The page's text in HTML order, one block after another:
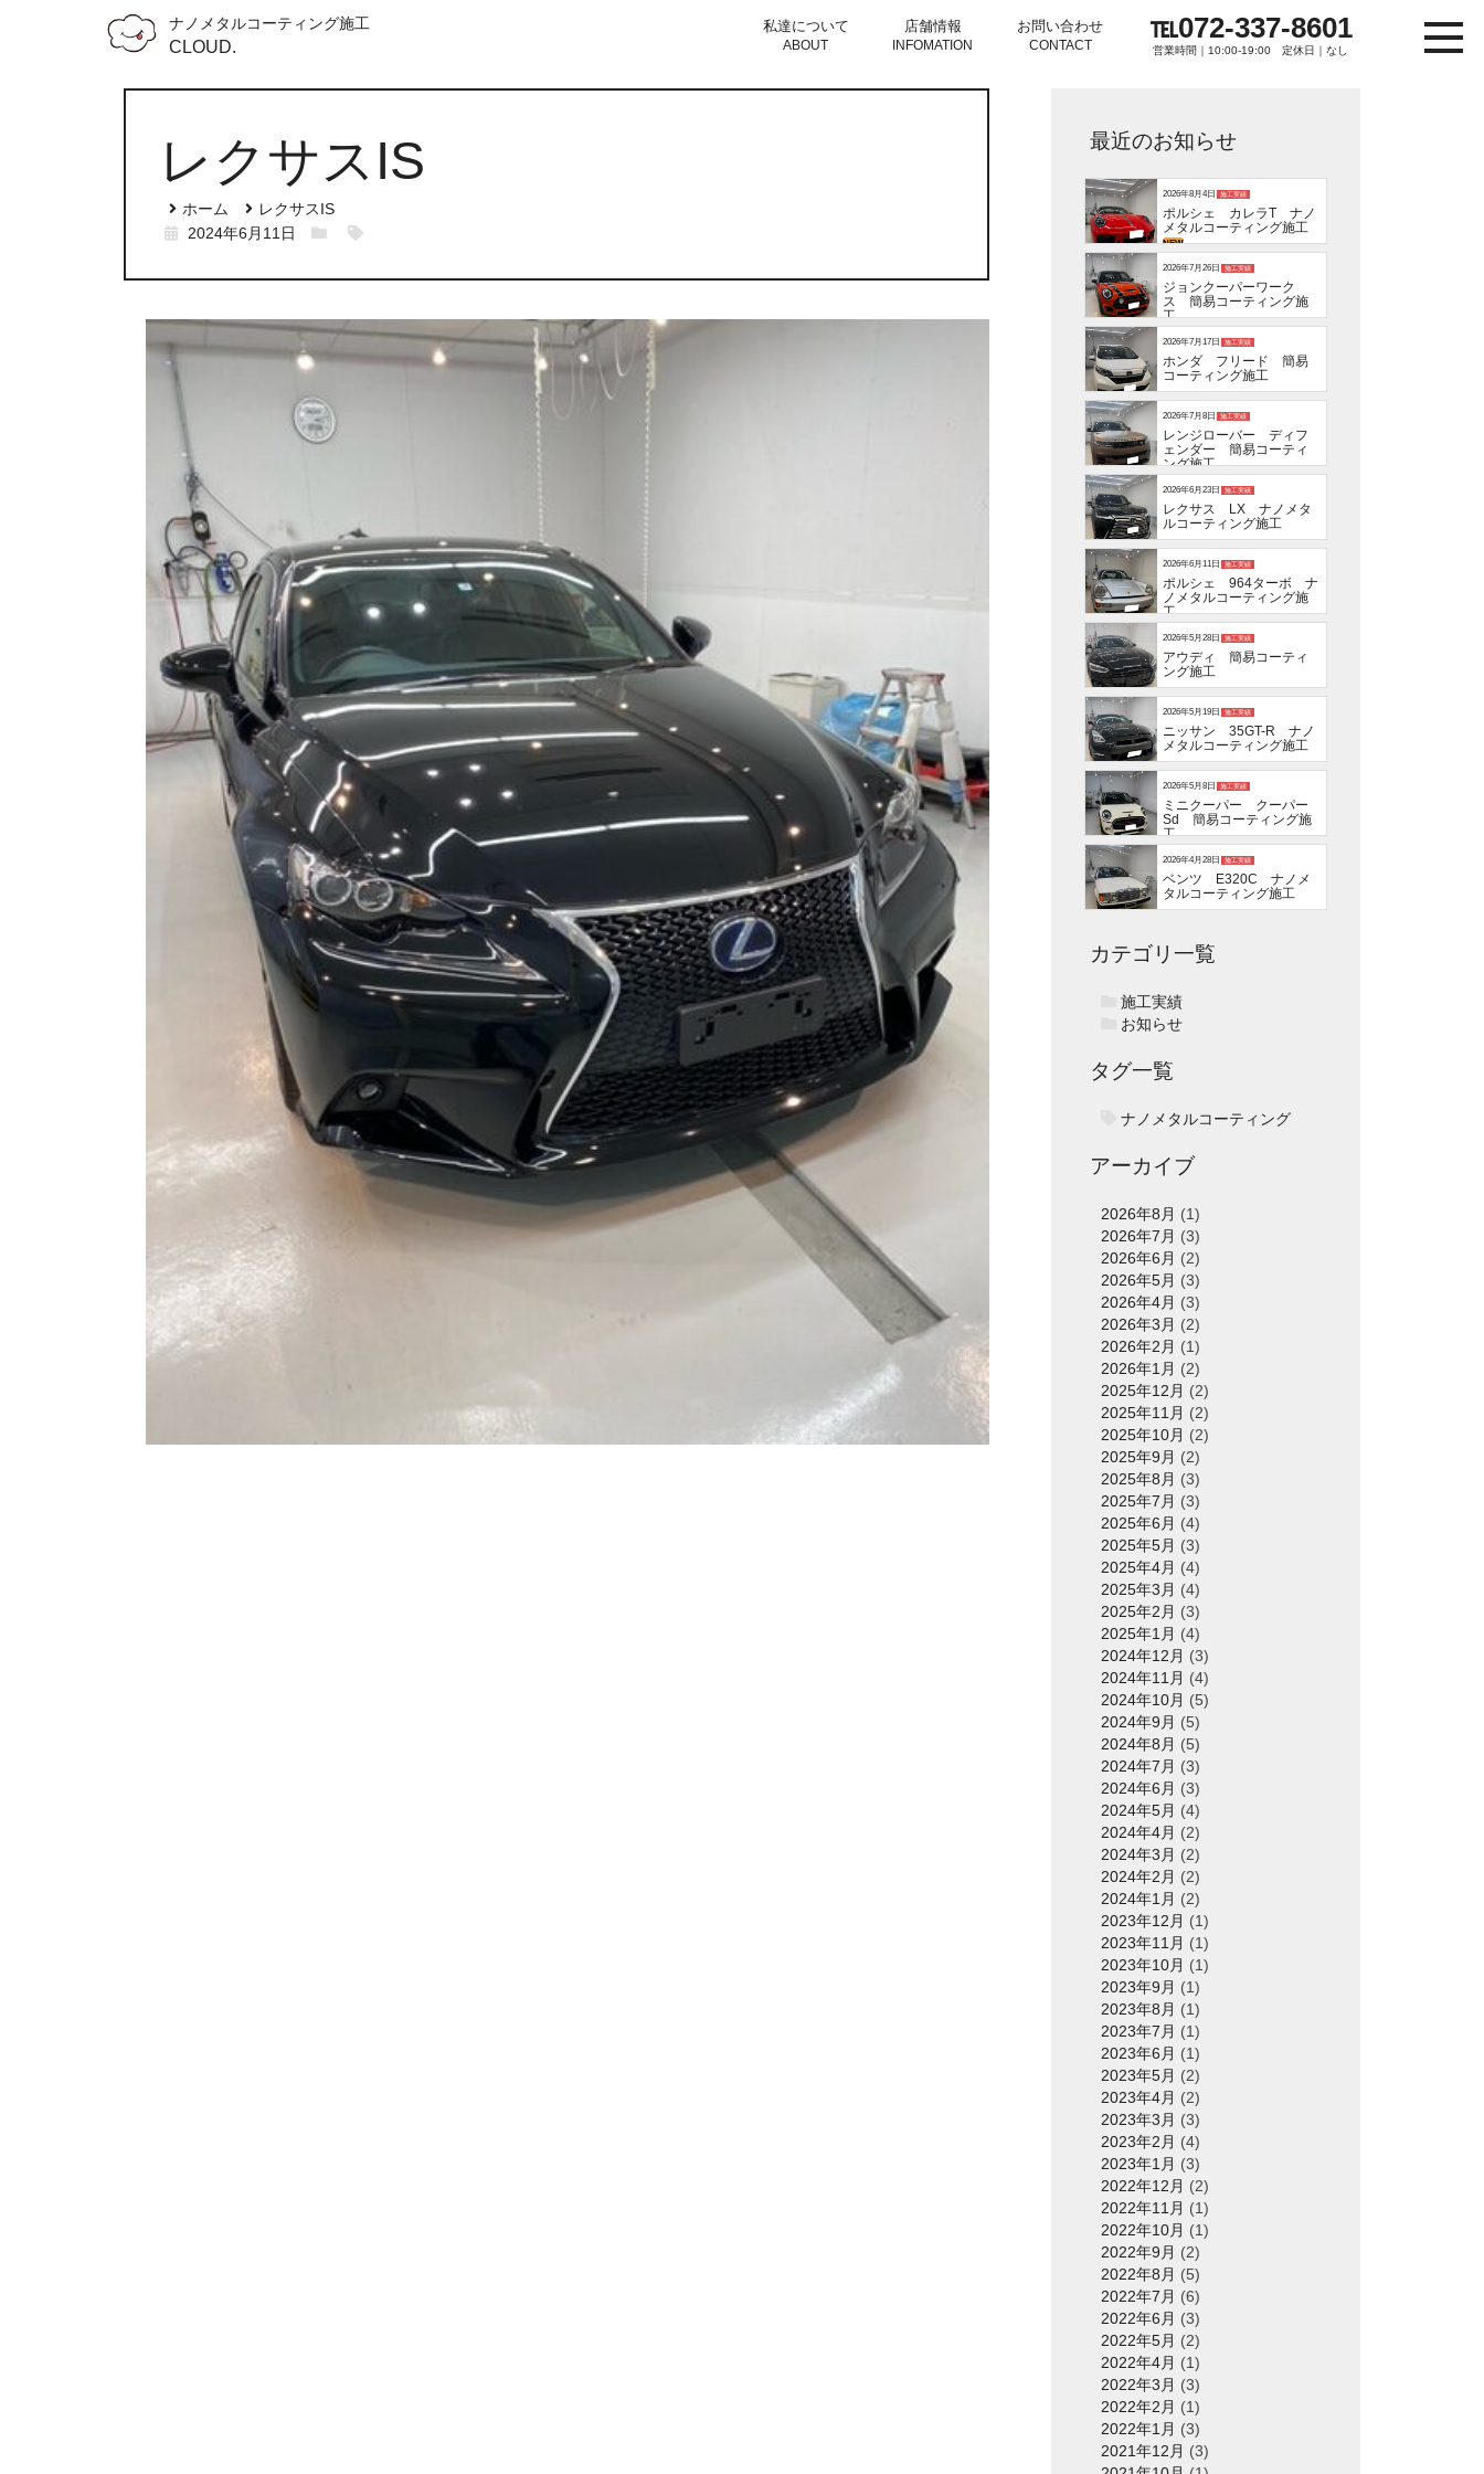
ナノメタルコーティング施工
CLOUD.
℡072-337-8601
営業時間｜10:00-19:00 定休日｜なし
お問い合わせ
CONTACT
店舗情報
INFOMATION
私達について
ABOUT
レクサスIS
ホーム
レクサスIS
2024年6月11日
最近のお知らせ
2026年8月4日 施工実績
ポルシェ カレラT ナノ
メタルコーティング施工
NEW
2026年7月26日 施工実績
ジョンクーパーワーク
ス 簡易コーティング施
工
2026年7月17日 施工実績
ホンダ フリード 簡易
コーティング施工
2026年7月8日 施工実績
レンジローバー ディフ
ェンダー 簡易コーティ
ング施工
2026年6月23日 施工実績
レクサス LX ナノメタ
ルコーティング施工
2026年6月11日 施工実績
ポルシェ 964ターボ ナ
ノメタルコーティング施
工
2026年5月28日 施工実績
アウディ 簡易コーティ
ング施工
2026年5月19日 施工実績
ニッサン 35GT-R ナノ
メタルコーティング施工
2026年5月8日 施工実績
ミニクーパー クーパー
Sd 簡易コーティング施
工
2026年4月28日 施工実績
ベンツ E320C ナノメ
タルコーティング施工
カテゴリ一覧
施工実績
お知らせ
タグ一覧
ナノメタルコーティング
アーカイブ
2026年8月 (1)
2026年7月 (3)
2026年6月 (2)
2026年5月 (3)
2026年4月 (3)
2026年3月 (2)
2026年2月 (1)
2026年1月 (2)
2025年12月 (2)
2025年11月 (2)
2025年10月 (2)
2025年9月 (2)
2025年8月 (3)
2025年7月 (3)
2025年6月 (4)
2025年5月 (3)
2025年4月 (4)
2025年3月 (4)
2025年2月 (3)
2025年1月 (4)
2024年12月 (3)
2024年11月 (4)
2024年10月 (5)
2024年9月 (5)
2024年8月 (5)
2024年7月 (3)
2024年6月 (3)
2024年5月 (4)
2024年4月 (2)
2024年3月 (2)
2024年2月 (2)
2024年1月 (2)
2023年12月 (1)
2023年11月 (1)
2023年10月 (1)
2023年9月 (1)
2023年8月 (1)
2023年7月 (1)
2023年6月 (1)
2023年5月 (2)
2023年4月 (2)
2023年3月 (3)
2023年2月 (4)
2023年1月 (3)
2022年12月 (2)
2022年11月 (1)
2022年10月 (1)
2022年9月 (2)
2022年8月 (5)
2022年7月 (6)
2022年6月 (3)
2022年5月 (2)
2022年4月 (1)
2022年3月 (3)
2022年2月 (1)
2022年1月 (3)
2021年12月 (3)